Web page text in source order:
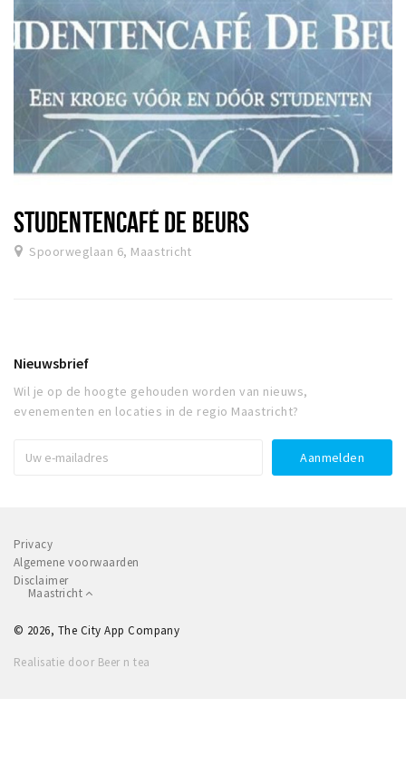
STUDENTENCAFÉ DE BEURS
Spoorweglaan 6, Maastricht
Nieuwsbrief
Wil je op de hoogte gehouden worden van nieuws,
evenementen en locaties in de regio Maastricht?
Privacy
Algemene voorwaarden
Disclaimer
Maastricht
© 2026, The City App Company
Realisatie door Beer n tea